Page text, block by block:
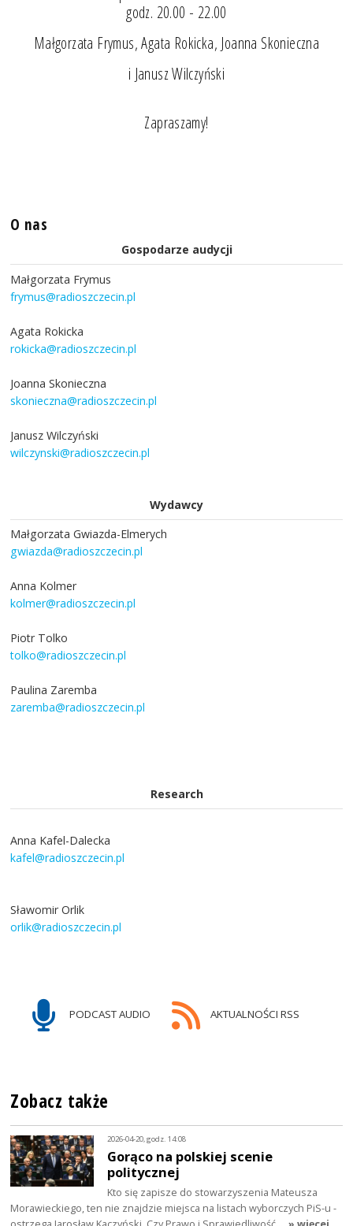
godz. 20.00 - 22.00
Małgorzata Frymus, Agata Rokicka, Joanna Skonieczna
i Janusz Wilczyński
Zapraszamy!
O nas
Gospodarze audycji
Małgorzata Frymus
frymus@radioszczecin.pl
Agata Rokicka
rokicka@radioszczecin.pl
Joanna Skonieczna
skonieczna@radioszczecin.pl
Janusz Wilczyński
wilczynski@radioszczecin.pl
Wydawcy
Małgorzata Gwiazda-Elmerych
gwiazda@radioszczecin.pl
Anna Kolmer
kolmer@radioszczecin.pl
Piotr Tolko
tolko@radioszczecin.pl
Paulina Zaremba
zaremba@radioszczecin.pl
Research
Anna Kafel-Dalecka
kafel@radioszczecin.pl
Sławomir Orlik
orlik@radioszczecin.pl
PODCAST AUDIO AKTUALNOŚCI RSS
Zobacz także
2026-04-20, godz. 14:08
Gorąco na polskiej scenie
politycznej
Kto się zapisze do stowarzyszenia Mateusza
Morawieckiego, ten nie znajdzie miejsca na listach wyborczych PiS-u -